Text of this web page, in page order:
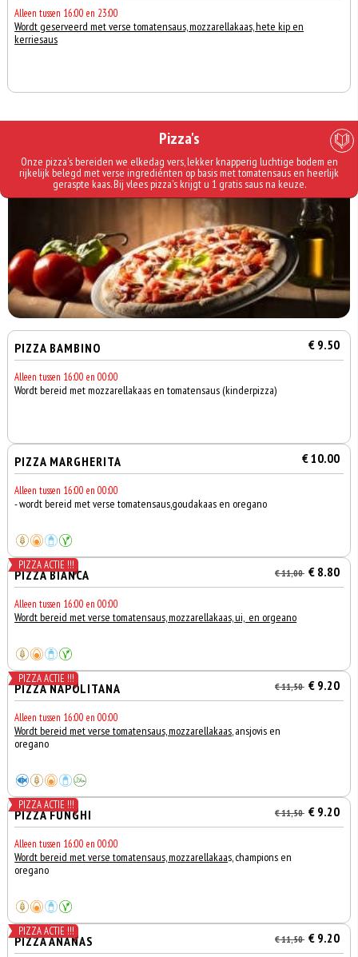
Alleen tussen 16:00 en 23:00
Wordt geserveerd met verse tomatensaus, mozzarellakaas, hete kip en
kerriesaus
Pizza's
Onze pizza's bereiden we elkedag vers, lekker knapperig luchtige bodem en
rijkelijk belegd met verse ingrediénten op basis met tomatensaus en heerlijk
geraspte kaas. Bij vlees pizza's krijgt u 1 gratis saus na keuze.
PIZZA BAMBINO € 9.50
Alleen tussen 16:00 en 00:00
Wordt bereid met mozzarellakaas en tomatensaus (kinderpizza)
PIZZA MARGHERITA € 10.00
Alleen tussen 16:00 en 00:00
- wordt bereid met verse tomatensaus,goudakaas en oregano
PIZZA ACTIE !!!
PIZZA BIANCA € 11,00 € 8.80
Alleen tussen 16:00 en 00:00
Wordt bereid met verse tomatensaus, mozzarellakaas, ui, en orgeano
PIZZA ACTIE !!!
PIZZA NAPOLITANA € 11,50 € 9.20
Alleen tussen 16:00 en 00:00
Wordt bereid met verse tomatensaus, mozzarellakaas, ansjovis en
oregano
PIZZA ACTIE !!!
PIZZA FUNGHI € 11,50 € 9.20
Alleen tussen 16:00 en 00:00
Wordt bereid met verse tomatensaus, mozzarellakaas, champions en
oregano
PIZZA ACTIE !!!
PIZZA ANANAS € 11,50 € 9.20